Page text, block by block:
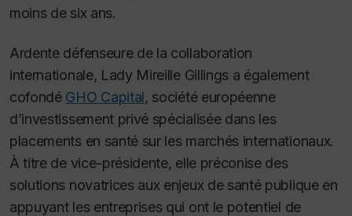
moins de six ans.
Ardente défenseure de la collaboration
internationale, Lady Mireille Gillings a également
cofondé GHO Capital, société européenne
d’investissement privé spécialisée dans les
placements en santé sur les marchés internationaux.
À titre de vice-présidente, elle préconise des
solutions novatrices aux enjeux de santé publique en
appuyant les entreprises qui ont le potentiel de